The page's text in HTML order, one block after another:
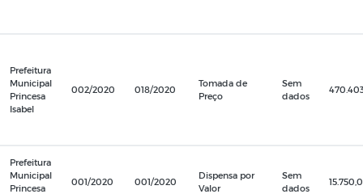
Prefeitura
Municipal
Princesa
Isabel
002/2020 018/2020
Tomada de
Preço
Sem
dados
Prefeitura
Municipal
Princesa
001/2020 001/2020
Dispensa por
Valor
Sem
dados